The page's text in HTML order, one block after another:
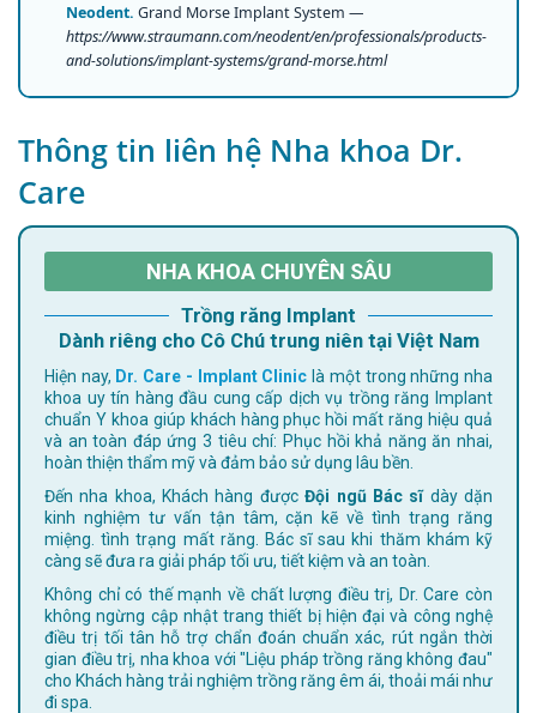
Neodent. Grand Morse Implant System —
https://www.straumann.com/neodent/en/professionals/products-
and-solutions/implant-systems/grand-morse.html
Thông tin liên hệ Nha khoa Dr.
Care
NHA KHOA CHUYÊN SÂU
Trồng răng Implant
Dành riêng cho Cô Chú trung niên tại Việt Nam
Hiện nay, Dr. Care - Implant Clinic là một trong những nha
khoa uy tín hàng đầu cung cấp dịch vụ trồng răng Implant
chuẩn Y khoa giúp khách hàng phục hồi mất răng hiệu quả
và an toàn đáp ứng 3 tiêu chí: Phục hồi khả năng ăn nhai,
hoàn thiện thẩm mỹ và đảm bảo sử dụng lâu bền.
Đến nha khoa, Khách hàng đượcĐội ngũ Bác sĩdày dặn
kinh nghiệm tư vấn tận tâm, cặn kẽ về tình trạng răng
miệng. tình trạng mất răng. Bác sĩ sau khi thăm khám kỹ
càng sẽ đưa ra giải pháp tối ưu, tiết kiệm và an toàn.
Không chỉ có thế mạnh về chất lượng điều trị, Dr. Care còn
không ngừng cập nhật trang thiết bị hiện đại và công nghệ
điều trị tối tân hỗ trợ chẩn đoán chuẩn xác, rút ngắn thời
gian điều trị, nha khoa với "Liệu pháp trồng răng không đau"
cho Khách hàng trải nghiệm trồng răng êm ái, thoải mái như
đi spa.